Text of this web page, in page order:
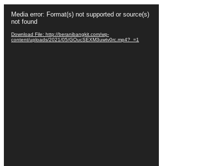
Player
Media error: Format(s) not supported or source(s)
not found
Download File: http://beranibangkit.com/wp-
content/uploads/2021/05/GOucSEXM3uwtv0rc.mp4?_=1